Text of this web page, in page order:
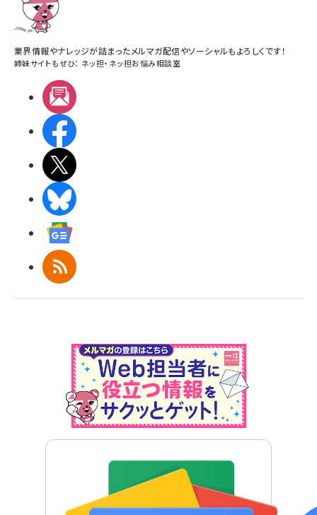
業界情報やナレッジが詰まったメルマガ配信やソーシャルもよろしくです！
姉妹サイトもぜひ： ネッ担・ ネッ担お悩み相談室
RSS